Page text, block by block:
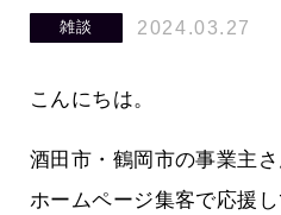
雑談 2024.03.27
こんにちは。
酒田市・鶴岡市の事業主
ホームページ集客で応援
信を持
ニゴロ通信